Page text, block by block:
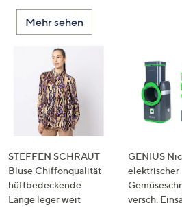
Mehr sehen
STEFFEN SCHRAUT
Bluse Chiffonqualität
hüftbedeckende
Länge leger weit
GENIUS
elektrischer
versch.